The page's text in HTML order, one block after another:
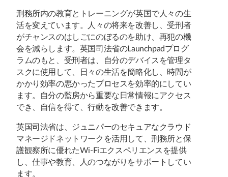
刑務所内の教育とトレーニングが英国で人々の生
活を変えています。人々の将来を改善し、受刑者
がチャンスのはしごにのぼるのを助け、再犯の機
会を減らします。英国司法省のLaunchpadプログ
ラムのもと、受刑者は、自分のデバイスを管理タ
スクに使用して、日々の生活を簡略化し、時間が
かかり効率の悪かったプロセスを効率的にしてい
ます。自分の監房から重要な日常情報にアクセス
でき、自信を得て、行動を改善できます。
英国司法省は、ジュニパーのセキュアなクラウド
マネージドネットワークを活用して、刑務所と保
護観察所に優れたWi-Fiエクスペリエンスを提供
し、仕事や教育、人のつながりをサポートしてい
ます。